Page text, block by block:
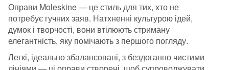
Оправи Moleskine — це стиль для тих, хто не
потребує гучних заяв. Натхненні культурою ідей,
думок і творчості, вони втілюють стриману
елегантність, яку помічають з першого погляду.
Легкі, ідеально збалансовані, з бездоганно чистими